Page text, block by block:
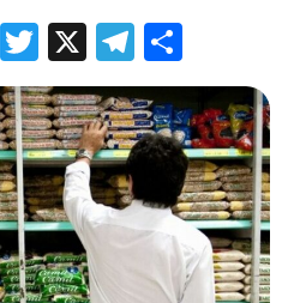
LinkedIn
Twitter
X